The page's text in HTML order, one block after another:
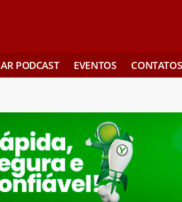
AR PODCAST EVENTOS CONTATOS